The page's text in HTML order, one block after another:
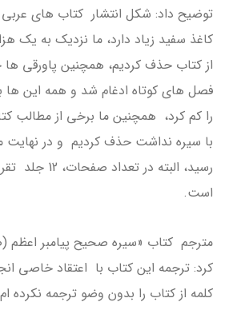
توضیح داد: شکل انتشار کتاب های
از کتاب حذف کردیم، همچنین پاورقی
فصل های کوتاه ادغام شد و همه این
را کم کرد، همچنین ما برخی از مطالب
است.
مترجم کتاب «سیره صحیح پیامبر اعظم
کرد: ترجمه این کتاب با اعتقاد خاصی
کلمه از کتاب را بدون وضو ترجمه نکرده ام